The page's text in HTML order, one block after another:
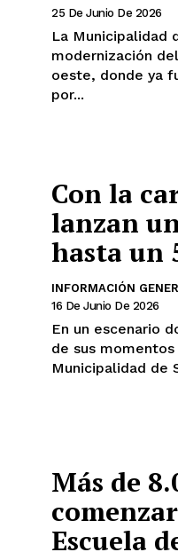
25 De Junio De 2026
La Municipalidad
modernización
oeste, donde ya
por...
Con la
lanzan
hasta un
INFORMACIÓN
16 De Junio De 2026
En un escenario
de sus
Municipalidad de
Más de
Escuela